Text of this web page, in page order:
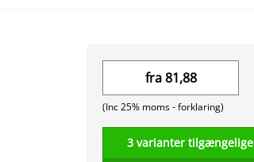
fra81,88
(Inc 25% moms -forklaring)
3 varianter tilgængelige